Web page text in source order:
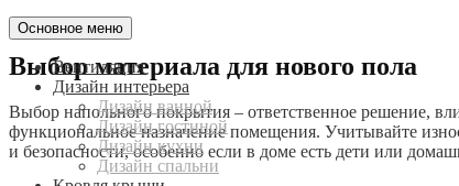
Основное меню
Вентиляция
Дизайн интерьера
Дизайн ванной
Дизайн гостиной
Дизайн кухни
Дизайн спальни
Выбор материала для нового пола
Выбор напольного покрытия – ответственное решение,
функциональное назначение помещения. Учитывайте
и безопасности, особенно если в доме есть дети или